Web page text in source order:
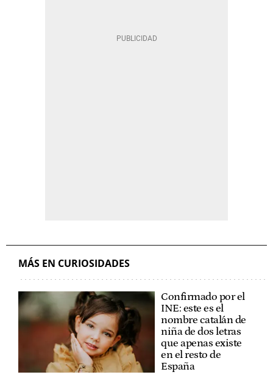
MÁS EN CURIOSIDADES
Confirmado por el
INE: este es el
nombre catalán de
niña de dos letras
que apenas existe
en el resto de
España